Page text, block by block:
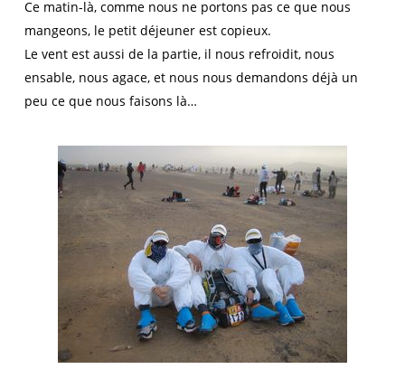
Ce matin-là, comme nous ne portons pas ce que nous
mangeons, le petit déjeuner est copieux.
Le vent est aussi de la partie, il nous refroidit, nous
ensable, nous agace, et nous nous demandons déjà un
peu ce que nous faisons là…